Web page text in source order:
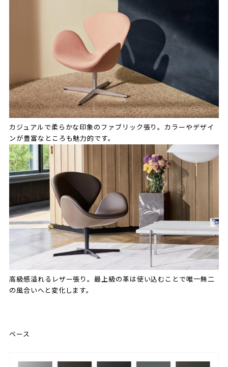
カジュアルで柔らかな印象のファブリック張り。カラーやデザイ
ンが豊富なところも魅力的です。
高級感溢れるレザー張り。最上級の革は使い込むことで唯一無二
の風合いへと変化します。
ベース